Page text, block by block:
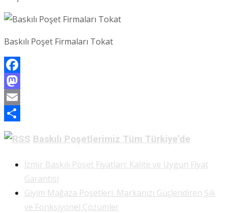
Baskılı Poşet Firmaları Tokat
Facebook
Mastodon
Email
Share
Baskılı Poşetlerimiz Tüm Türkiye’de
İzmir Baskılı Poşet Fiyatları: Kalite ve Uygun Fiyat
Garantisi
Giyim Mağaza Poşetleri: Markanızı Güçlendiren Şık
ve Fonksiyonel Çözümler